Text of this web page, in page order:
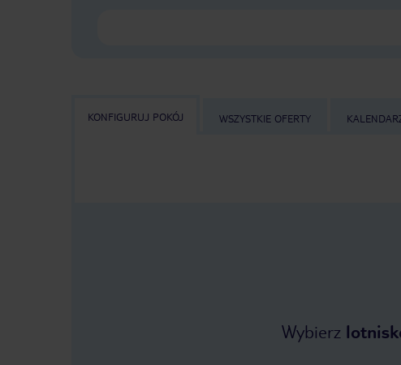
KONFIGURUJ POKÓJ WSZYSTKIE OFERTY
Wybierz